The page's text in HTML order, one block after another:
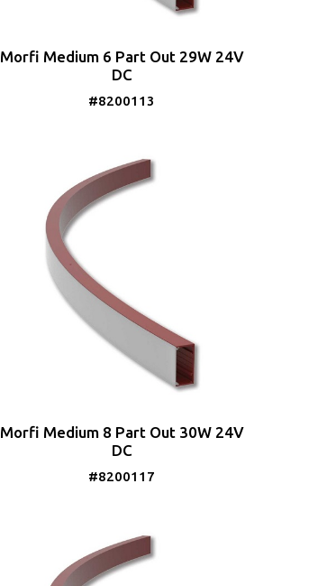
Morfi Medium 6 Part Out 29W 24V
DC
#8200113
Morfi Medium 8 Part Out 30W 24V
DC
#8200117